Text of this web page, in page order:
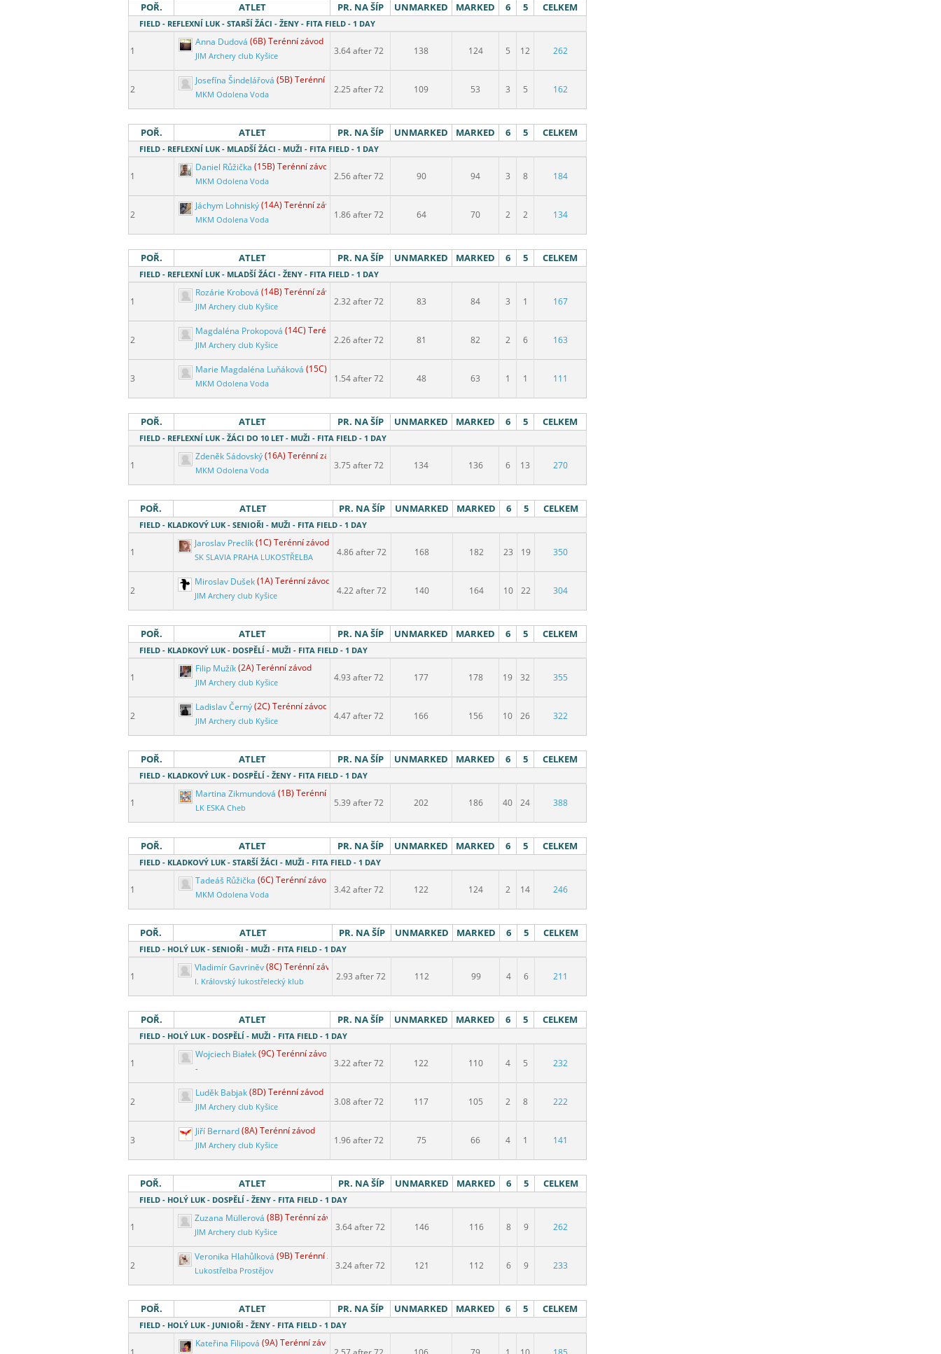
POŘ. ATLET PR. NA ŠÍP UNMARKED MARKED 6 5 CELKEM
FIELD - REFLEXNÍ LUK - STARŠÍ ŽÁCI - ŽENY - FITA FIELD - 1 DAY
1
Anna Dudová (6B) Terénní závod
JIM Archery club Kyšice 3.64 after 72 138 124 5 12 262
2
Josefína Šindelářová (5B) Terénní závod
MKM Odolena Voda 2.25 after 72 109 53 3 5 162
POŘ. ATLET PR. NA ŠÍP UNMARKED MARKED 6 5 CELKEM
FIELD - REFLEXNÍ LUK - MLADŠÍ ŽÁCI - MUŽI - FITA FIELD - 1 DAY
1
Daniel Růžička (15B) Terénní závod
MKM Odolena Voda 2.56 after 72 90 94 3 8 184
2
Jáchym Lohniský(14A) Terénní závod
MKM Odolena Voda 1.86 after 72 64 70 2 2 134
POŘ. ATLET PR. NA ŠÍP UNMARKED MARKED 6 5 CELKEM
FIELD - REFLEXNÍ LUK - MLADŠÍ ŽÁCI - ŽENY - FITA FIELD - 1 DAY
1
Rozárie Krobová (14B) Terénní závod
JIM Archery club Kyšice 2.32 after 72 83 84 3 1 167
2
Magdaléna Prokopová (14C) Terénní závod
JIM Archery club Kyšice 2.26 after 72 81 82 2 6 163
3
Marie Magdaléna Luňáková (15C) Terénní závod
MKM Odolena Voda 1.54 after 72 48 63 1 1 111
POŘ. ATLET PR. NA ŠÍP UNMARKED MARKED 6 5 CELKEM
FIELD - REFLEXNÍ LUK - ŽÁCI DO 10 LET - MUŽI - FITA FIELD - 1 DAY
1
Zdeněk Sádovský(16A) Terénní závod
MKM Odolena Voda 3.75 after 72 134 136 6 13 270
POŘ. ATLET PR. NA ŠÍP UNMARKED MARKED 6 5 CELKEM
FIELD - KLADKOVÝ LUK - SENIOŘI - MUŽI - FITA FIELD - 1 DAY
1
Jaroslav Preclík(1C) Terénní závod
SK SLAVIA PRAHA LUKOSTŘELBA 4.86 after 72 168 182 23 19 350
2
Miroslav Dušek(1A) Terénní závod
JIM Archery club Kyšice 4.22 after 72 140 164 10 22 304
POŘ. ATLET PR. NA ŠÍP UNMARKED MARKED 6 5 CELKEM
FIELD - KLADKOVÝ LUK - DOSPĚLÍ - MUŽI - FITA FIELD - 1 DAY
1
Filip Mužík(2A) Terénní závod
JIM Archery club Kyšice 4.93 after 72 177 178 19 32 355
2
Ladislav Černý(2C) Terénní závod
JIM Archery club Kyšice 4.47 after 72 166 156 10 26 322
POŘ. ATLET PR. NA ŠÍP UNMARKED MARKED 6 5 CELKEM
FIELD - KLADKOVÝ LUK - DOSPĚLÍ - ŽENY - FITA FIELD - 1 DAY
1
Martina Zikmundová (1B) Terénní závod
LK ESKA Cheb 5.39 after 72 202 186 40 24 388
POŘ. ATLET PR. NA ŠÍP UNMARKED MARKED 6 5 CELKEM
FIELD - KLADKOVÝ LUK - STARŠÍ ŽÁCI - MUŽI - FITA FIELD - 1 DAY
1
Tadeáš Růžička (6C) Terénní závod
MKM Odolena Voda 3.42 after 72 122 124 2 14 246
POŘ. ATLET PR. NA ŠÍP UNMARKED MARKED 6 5 CELKEM
FIELD - HOLÝ LUK - SENIOŘI - MUŽI - FITA FIELD - 1 DAY
1
Vladimír Gavriněv(8C) Terénní závod
I. Královský lukostřelecký klub 2.93 after 72 112 99 4 6 211
POŘ. ATLET PR. NA ŠÍP UNMARKED MARKED 6 5 CELKEM
FIELD - HOLÝ LUK - DOSPĚLÍ - MUŽI - FITA FIELD - 1 DAY
1
Wojciech Białek(9C) Terénní závod
- 3.22 after 72 122 110 4 5 232
2
Luděk Babjak(8D) Terénní závod
JIM Archery club Kyšice 3.08 after 72 117 105 2 8 222
3
Jiří Bernard(8A) Terénní závod
JIM Archery club Kyšice 1.96 after 72 75 66 4 1 141
POŘ. ATLET PR. NA ŠÍP UNMARKED MARKED 6 5 CELKEM
FIELD - HOLÝ LUK - DOSPĚLÍ - ŽENY - FITA FIELD - 1 DAY
1
Zuzana Müllerová (8B) Terénní závod
JIM Archery club Kyšice 3.64 after 72 146 116 8 9 262
2
Veronika Hlahůlková (9B) Terénní závod
Lukostřelba Prostějov 3.24 after 72 121 112 6 9 233
POŘ. ATLET PR. NA ŠÍP UNMARKED MARKED 6 5 CELKEM
FIELD - HOLÝ LUK - JUNIOŘI - ŽENY - FITA FIELD - 1 DAY
Kateřina Filipová (9A) Terénní závod